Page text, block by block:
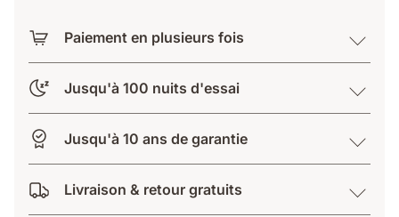
Paiement en plusieurs fois
Jusqu'à 100 nuits d'essai
Jusqu'à 10 ans de garantie
Livraison & retour gratuits